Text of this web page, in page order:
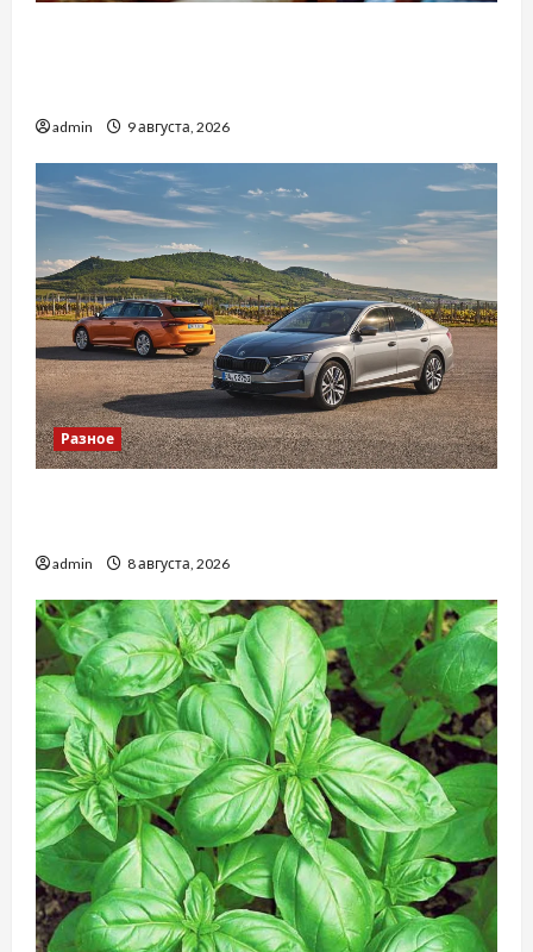
admin 9 августа, 2026
Разное
admin 8 августа, 2026